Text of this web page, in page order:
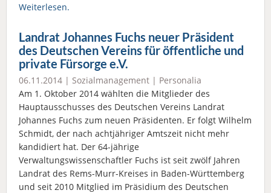
Weiterlesen.
Landrat Johannes Fuchs neuer Präsident
des Deutschen Vereins für öffentliche und
private Fürsorge e.V.
06.11.2014 | Sozialmanagement | Personalia
Am 1. Oktober 2014 wählten die Mitglieder des
Hauptausschusses des Deutschen Vereins Landrat
Johannes Fuchs zum neuen Präsidenten. Er folgt Wilhelm
Schmidt, der nach achtjähriger Amtszeit nicht mehr
kandidiert hat. Der 64-jährige
Verwaltungswissenschaftler Fuchs ist seit zwölf Jahren
Landrat des Rems-Murr-Kreises in Baden-Württemberg
und seit 2010 Mitglied im Präsidium des Deutschen